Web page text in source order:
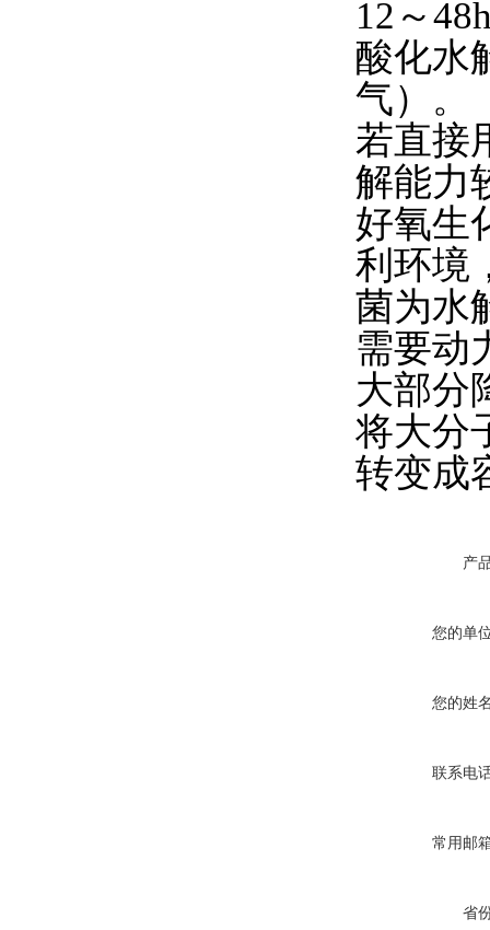
12～
酸化水
气）。
若直接
解能力
好氧生
利环境
菌为水
需要动
大部分
将大分
转变成
产
您的单
您的姓
联系电
常用邮
省